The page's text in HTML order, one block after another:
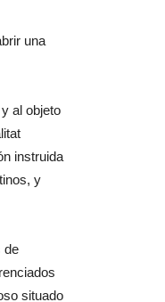
una
al objeto
instruida
y
de
situado